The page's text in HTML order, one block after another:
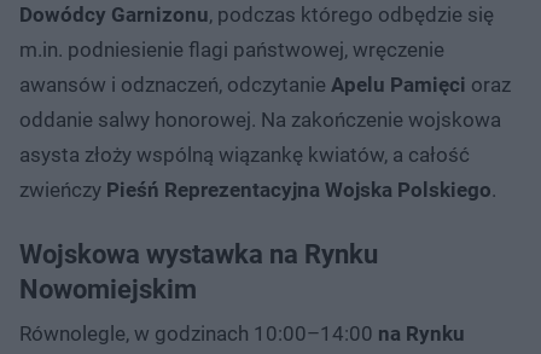
Dowódcy Garnizonu, podczas którego odbędzie się
m.in. podniesienie flagi państwowej, wręczenie
awansów i odznaczeń, odczytanie Apelu Pamięci oraz
oddanie salwy honorowej. Na zakończenie wojskowa
asysta złoży wspólną wiązankę kwiatów, a całość
zwieńczy Pieśń Reprezentacyjna Wojska Polskiego.
Wojskowa wystawka na Rynku
Nowomiejskim
Równolegle, w godzinach 10:00–14:00 na Rynku